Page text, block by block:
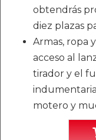
obtendrás
diez plazas
Armas, ropa
acceso al
tirador y el
motero y